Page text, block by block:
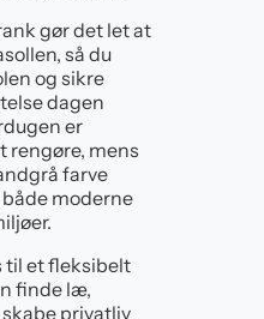
gør det let at
så du
og sikre
dagen
er
rengøre, mens
farve
moderne
til et fleksibelt
finde læ,
privatliv